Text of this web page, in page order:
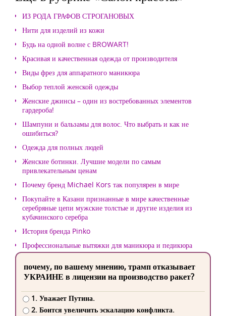
ИЗ РОДА ГРАФОВ СТРОГАНОВЫХ
Нити для изделий из кожи
Будь на одной волне с BROWART!
Красивая и качественная одежда от производителя
Виды фрез для аппаратного маникюра
Выбор теплой женской одежды
Женские джинсы – один из востребованных элементов
гардероба!
Шампуни и бальзамы для волос. Что выбрать и как не
ошибиться?
Одежда для полных людей
Женские ботинки. Лучшие модели по самым
привлекательным ценам
Почему бренд Michael Kors так популярен в мире
Покупайте в Казани признанные в мире качественные
серебряные цепи мужские толстые и другие изделия из
кубачинского серебра
История бренда Pinko
Профессиональные вытяжки для маникюра и педикюра
почему, по вашему мнению, трамп отказывает
УКРАИНЕ в лицензии на производство ракет?
1. Уважает Путина.
2. Боится увеличить эскалацию конфликта.